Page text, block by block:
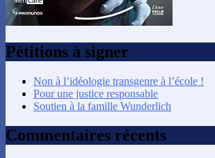
Pétitions à signer
Non à l’idéologie transgenre à l’école !
Pour une justice responsable
Soutien à la famille Wunderlich
Commentaires récents